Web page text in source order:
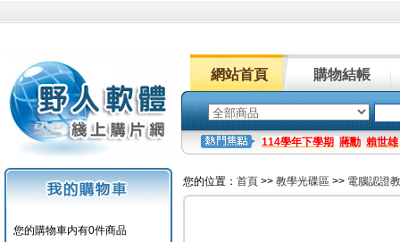
網站首頁 購物結帳
114學年下學期 蔣勳 賴世雄
您的購物車内有0件商品
您的位置： 首頁 >> 教學光碟區 >> 電腦認證